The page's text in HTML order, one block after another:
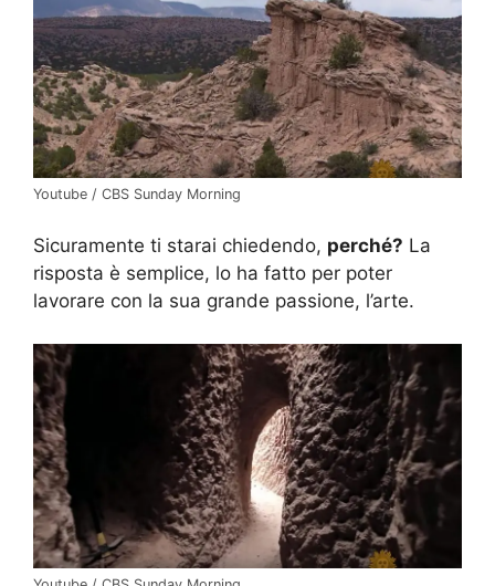
Youtube / CBS Sunday Morning
Sicuramente ti starai chiedendo, perché? La
risposta è semplice, lo ha fatto per poter
lavorare con la sua grande passione, l’arte.